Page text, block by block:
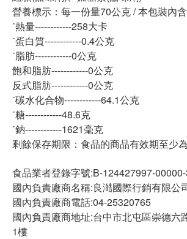
營養標示：每一份量70公克 / 本包裝內
˙熱量------------258大卡
˙蛋白質------------0.4公克
˙脂肪------------0公克
飽和脂肪------------0公克
反式脂肪------------0公克
˙碳水化合物------------64.1公克
˙糖------------48.6克
˙鈉------------1621毫克
剩餘保存期限：食品的商品有效期至少
食品業者登錄字號:B-124427997-
國內負責廠商名稱:良澔國際行銷有限公
國內負責廠商電話:04-25320765
國內負責廠商地址:台中市北屯區崇德六
1樓